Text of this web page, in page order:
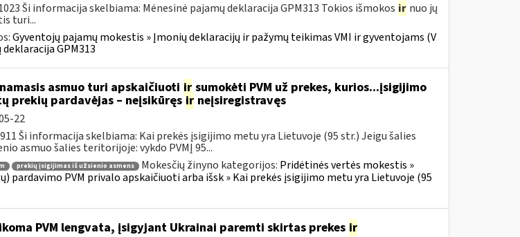
Ši informacija skelbiama: Mėnesinė pajamų deklaracija GPM313 Tokios išmokos ir nuo jų
turi...
Gyventojų pajamų mokestis » Įmonių deklaracijų ir pažymų teikimas VMI ir gyventojams (V
GPM313
asmuo turi apskaičiuoti irsumokėti PVM už prekes, kurios...įsigijimo
prekių pardavėjas – neįsikūręsirneįsiregistravęs
22
Ši informacija skelbiama: Kai prekės įsigijimo metu yra Lietuvoje (95 str.) Jeigu šalies
asmuo šalies teritorijoje: vykdo PVMĮ 95...
prekių įsigijimas iš užsienio asmens Mokesčių žinyno kategorijos: Pridėtinės vertės mokestis »
pardavimo PVM privalo apskaičiuoti arba išsk » Kai prekės įsigijimo metu yra Lietuvoje (95
PVM lengvata, įsigyjant Ukrainai paremti skirtas prekes ir